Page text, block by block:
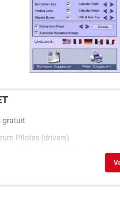
gratuit
Pilotes (drivers)
- Divers Photo & Graphisme